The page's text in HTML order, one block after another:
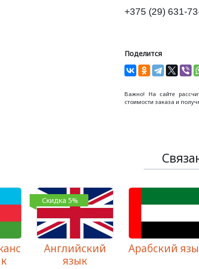
+375 (29) 631-
Поделится
Важно! На сайте
стоимости заказа и
Скидка 5%
Английский
язык
Арабский